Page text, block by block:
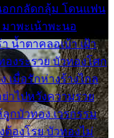
อกกลัดกลุ้ม โดนแฟน
าพะเน้าพะนอ
น้ำตาคลอเบ้า เฝ้า
งระรวย บัวทองโศก
เมื่อรักห่างร้างไกล
าไปหวังความรวย
กบัวทอง เวรกรรม
องโรย บัวทองไม่